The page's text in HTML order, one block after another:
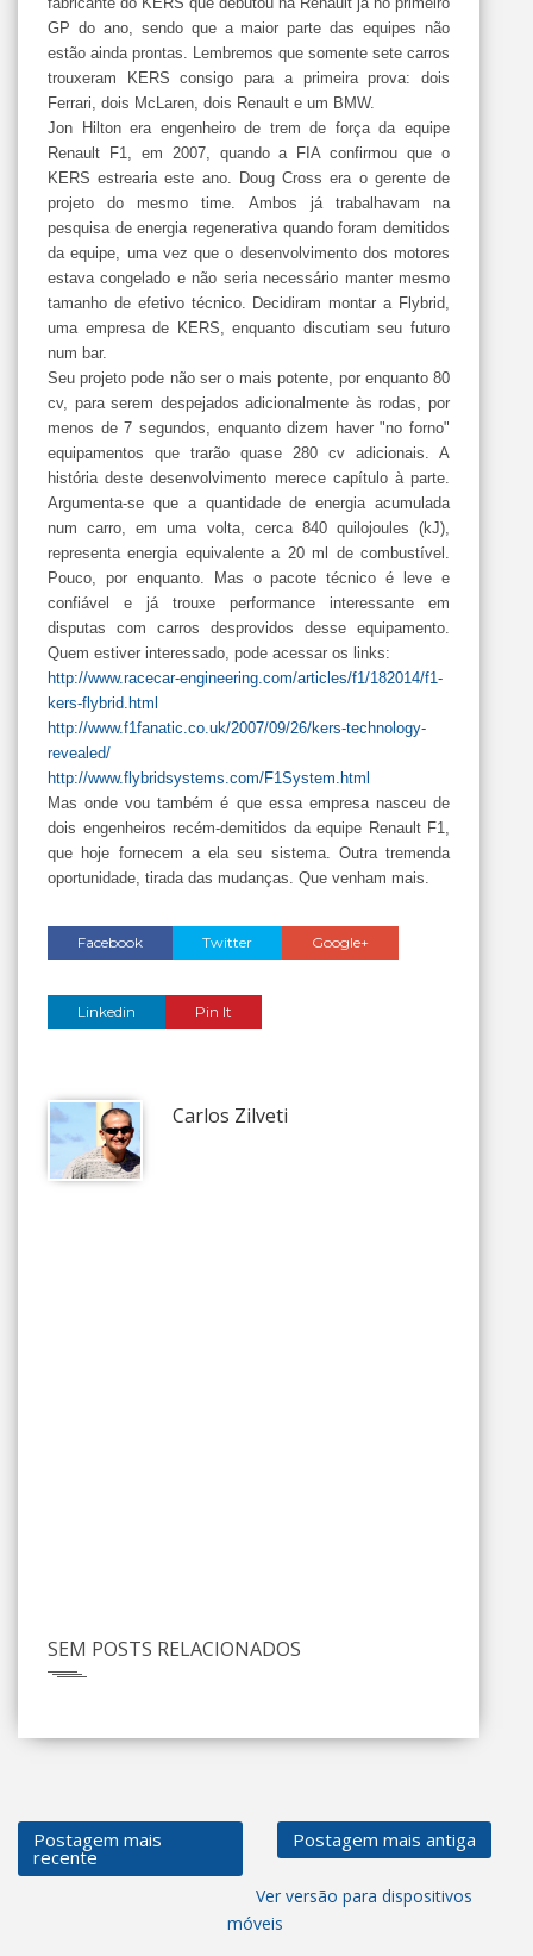
GP do ano, sendo que a maior parte das equipes não
estão ainda prontas. Lembremos que somente sete carros
trouxeram KERS consigo para a primeira prova: dois
Ferrari, dois McLaren, dois Renault e um BMW.
Jon Hilton era engenheiro de trem de força da equipe
Renault F1, em 2007, quando a FIA confirmou que o
KERS estrearia este ano. Doug Cross era o gerente de
projeto do mesmo time. Ambos já trabalhavam na
pesquisa de energia regenerativa quando foram demitidos
da equipe, uma vez que o desenvolvimento dos motores
estava congelado e não seria necessário manter mesmo
tamanho de efetivo técnico. Decidiram montar a Flybrid,
uma empresa de KERS, enquanto discutiam seu futuro
num bar.
Seu projeto pode não ser o mais potente, por enquanto 80
cv, para serem despejados adicionalmente às rodas, por
menos de 7 segundos, enquanto dizem haver "no forno"
equipamentos que trarão quase 280 cv adicionais. A
história deste desenvolvimento merece capítulo à parte.
Argumenta-se que a quantidade de energia acumulada
num carro, em uma volta, cerca 840 quilojoules (kJ),
representa energia equivalente a 20 ml de combustível.
Pouco, por enquanto. Mas o pacote técnico é leve e
confiável e já trouxe performance interessante em
disputas com carros desprovidos desse equipamento.
Quem estiver interessado, pode acessar os links:
http://www.racecar-engineering.com/articles/f1/182014/f1-
kers-flybrid.html
http://www.f1fanatic.co.uk/2007/09/26/kers-technology-
revealed/
http://www.flybridsystems.com/F1System.html
Mas onde vou também é que essa empresa nasceu de
dois engenheiros recém-demitidos da equipe Renault F1,
que hoje fornecem a ela seu sistema. Outra tremenda
oportunidade, tirada das mudanças. Que venham mais.
Facebook Twitter Google+
Linkedin Pin It
Carlos Zilveti
SEM POSTS RELACIONADOS
Postagem mais
recente
Postagem mais antiga
Ver versão para dispositivos
móveis